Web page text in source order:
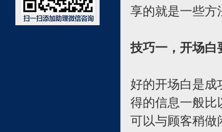
享的就是一些方
技巧一，开场白
好的开场白是成
得的信息一般比
可以与顾客稍做